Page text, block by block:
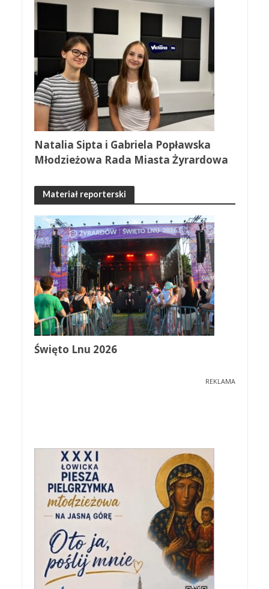
Natalia Sipta i Gabriela Popławska
Młodzieżowa Rada Miasta Żyrardowa
Materiał reporterski
Święto Lnu 2026
REKLAMA